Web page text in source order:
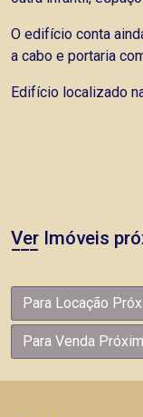
O edifício conta
a cabo e portaria
Edifício localizado
Ver Imóveis
Para Locação
Para Venda